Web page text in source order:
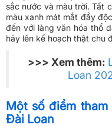
sắc nước và màu trời. Tất
màu xanh mát mắt đầy
đến với làng văn hóa thổ
hãy lên kế hoạch thật chu
>>> Xem thêm:
Loan
Một số điểm
Đài Loan